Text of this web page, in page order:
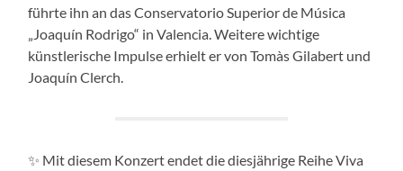
führte ihn an das Conservatorio Superior de Música
„Joaquín Rodrigo“ in Valencia. Weitere wichtige
künstlerische Impulse erhielt er von Tomàs Gilabert und
Joaquín Clerch.
✨ Mit diesem Konzert endet die diesjährige Reihe Viva